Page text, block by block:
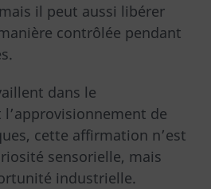
il peut aussi libérer
contrôlée pendant
dans le
de
cette affirmation n’est
sensorielle, mais
industrielle.